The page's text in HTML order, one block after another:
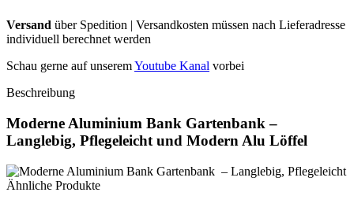
Versand über Spedition | Versandkosten müssen nach Lieferadresse
individuell berechnet werden
Schau gerne auf unseremYoutube Kanal vorbei
Beschreibung
Moderne Aluminium Bank Gartenbank –
Langlebig, Pflegeleicht und Modern Alu Löffel
Ähnliche Produkte